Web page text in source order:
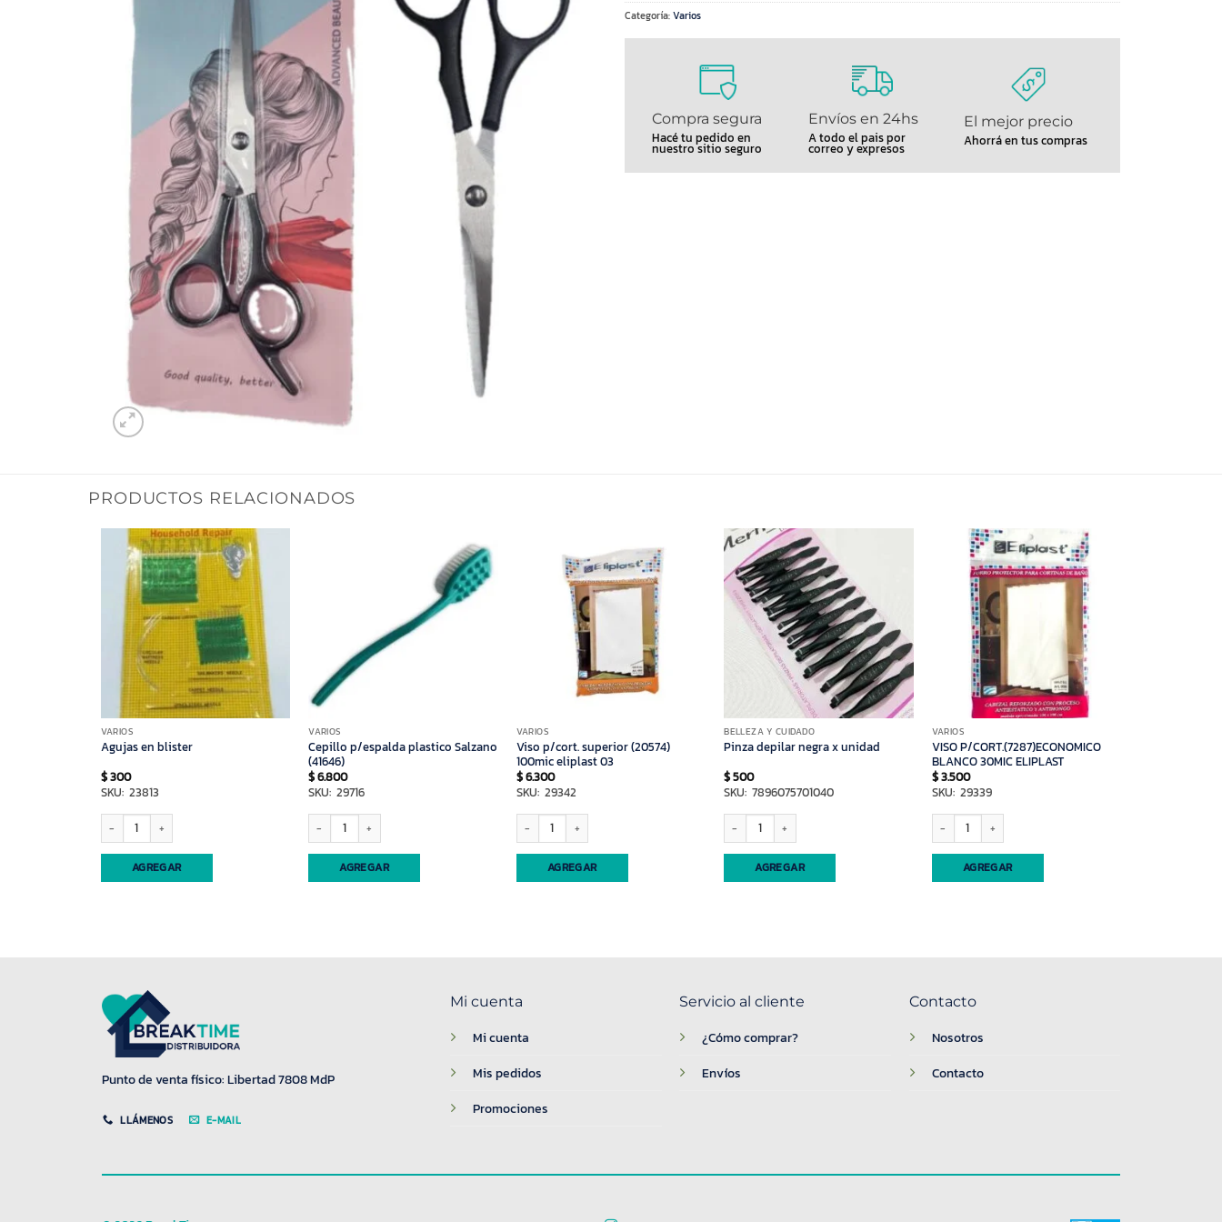
Categoría:Varios
Compra segura
Hacé tu pedido en
nuestro sitio seguro
Envíos en 24hs
A todo el pais por
correo y expresos
El mejor precio
Ahorrá en tus compras
PRODUCTOS RELACIONADOS
VARIOS
Agujas en blister
$300
SKU: 23813
Agujas en blister cantidad
AGREGAR
VARIOS
Cepillo p/espalda plastico Salzano
(41646)
$6.800
SKU: 29716
Cepillo p/espalda plastico Salzano (41646) cantidad
AGREGAR
VARIOS
Viso p/cort. superior (20574)
100mic eliplast 03
$6.300
SKU: 29342
Viso p/cort. superior (20574) 100mic eliplast 03 cantidad
AGREGAR
BELLEZA Y CUIDADO
Pinza depilar negra x unidad
$500
SKU: 7896075701040
Pinza depilar negra x unidad cantidad
AGREGAR
VARIOS
VISO P/CORT.(7287)ECONOMICO
BLANCO 30MIC ELIPLAST
$3.500
SKU: 29339
VISO P/CORT.(7287)ECONOMICO BLANCO 30MIC ELIPLAST
AGREGAR
Punto de venta físico: Libertad 7808 MdP
LLÁMENOS E-MAIL
Mi cuenta
Mi cuenta
Mis pedidos
Promociones
Servicio al cliente
¿Cómo comprar?
Envíos
Contacto
Nosotros
Contacto